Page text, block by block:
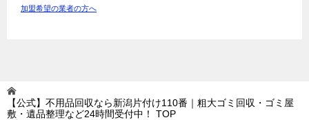
加盟希望の業者の方へ
【公式】不用品回収なら新潟片付け110番｜粗大ゴミ回収・ゴミ屋
敷・遺品整理など24時間受付中！
TOP